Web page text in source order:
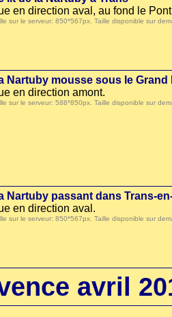
en direction aval, au fond le
sur le serveur: 850*567px. Taille disponible sur
Nartuby mousse sous le Grand
en direction amont.
sur le serveur: 588*850px. Taille disponible sur
Nartuby passant dans Trans-
en direction aval.
sur le serveur: 850*567px. Taille disponible sur
avril